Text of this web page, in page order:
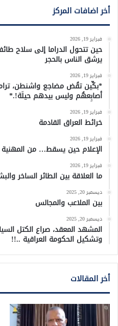
أخر اضافات المركز
فبراير 19, 2026
حين تتحول الدراما إلى سلاح
يرشق الناس بالحجر
فبراير 19, 2026
*بكِّين تقُض مضاجع واشنطن،
أصابِعهُم وليس بيدهم حيلَة!.*
فبراير 19, 2026
خرائط العراق القادمة
فبراير 19, 2026
الإعلام حين يسقط… من
فبراير 19, 2026
ما العلاقة بين الطائر الساخر
ديسمبر 20, 2025
بين الملاعب والمجالس
ديسمبر 20, 2025
المشهد المعقد، صراع الكتل
وتشكيل الحكومة العراقية ..!!
أخر المقالات